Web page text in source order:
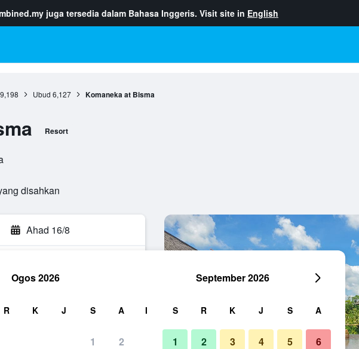
juga tersedia dalam Bahasa Inggeris. Visit site in English
Ubud 6,127 Komaneka at Bisma
Resort
disahkan
Ahad 16/8
Ogos 2026
R K J S A
1 2
September 2026
I S R K J S A
1 2 3 4 5 6